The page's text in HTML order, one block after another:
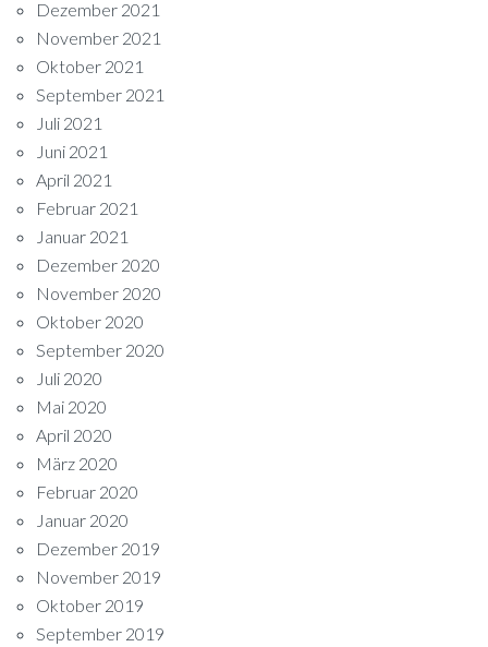
Dezember 2021
November 2021
Oktober 2021
September 2021
Juli 2021
Juni 2021
April 2021
Februar 2021
Januar 2021
Dezember 2020
November 2020
Oktober 2020
September 2020
Juli 2020
Mai 2020
April 2020
März 2020
Februar 2020
Januar 2020
Dezember 2019
November 2019
Oktober 2019
September 2019